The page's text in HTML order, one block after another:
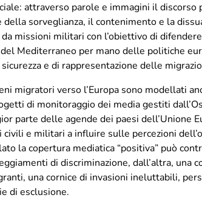
attraverso parole e immagini il
sorveglianza, il contenimento e la
da missioni militari con l’obiettivo di
Mediterraneo per mano delle politiche
e di rappresentazione delle
migratori verso l’Europa sono modellati
di monitoraggio dei media gestiti
parte delle agende dei paesi dell’Unione
e militari a influire sulle percezioni
la copertura mediatica “positiva” può
di discriminazione, dall’altra, una
una cornice di invasioni ineluttabili,
di esclusione.